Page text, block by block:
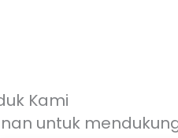
Kami
untuk